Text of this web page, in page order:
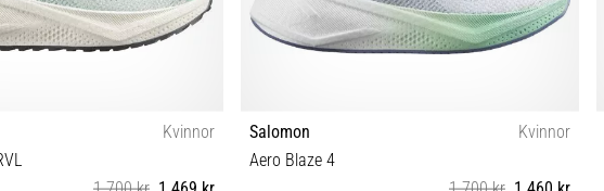
Kvinnor
Salomon
Kvinnor
Aero Blaze 4